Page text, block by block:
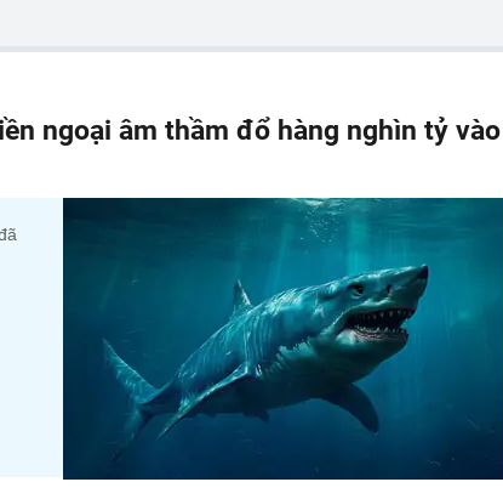
ngoại âm thầm đổ hàng nghìn tỷ vào